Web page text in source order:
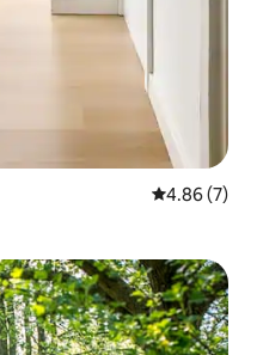
Calificación
4.86 (7)